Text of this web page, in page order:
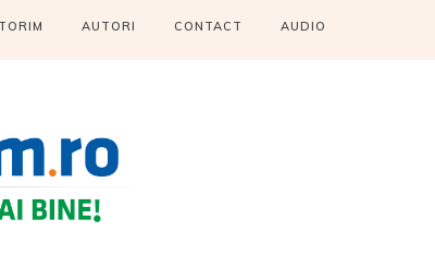
AUTORI CONTACT AUDIO